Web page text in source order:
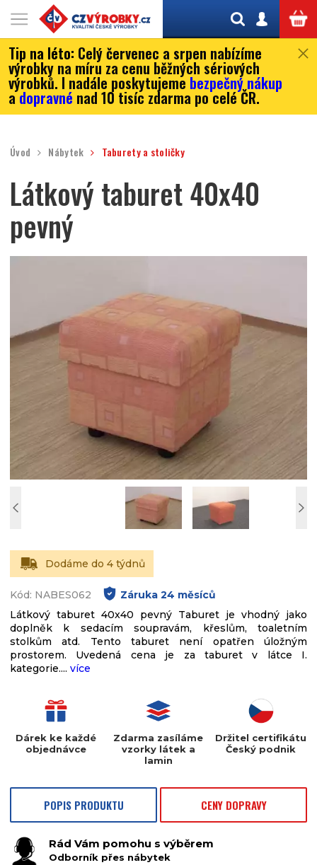
Tip na léto: Celý červenec a srpen nabízíme
výrobky na míru za cenu běžných sériových
výrobků. I nadále poskytujeme bezpečný nákup
adopravné nad 10 tisíc zdarma po celé ČR.
Úvod Nábytek Taburety a stoličky
Látkový taburet 40x40
pevný
Dodáme do 4 týdnů
Kód: NABES062 Záruka 24 měsíců
Látkový taburet 40x40 pevný Taburet je vhodný jako
doplněk k sedacím soupravám, křeslům, toaletním
stolkům atd. Tento taburet není opatřen úložným
prostorem. Uvedená cena je za taburet v látce I.
kategorie.... více
Dárek ke každé
objednávce
Zdarma zasíláme
vzorky látek a
lamin
Držitel certifikátu
Český podnik
POPIS PRODUKTU CENY DOPRAVY
Rád Vám pomohu s výběrem
Odborník přes nábytek